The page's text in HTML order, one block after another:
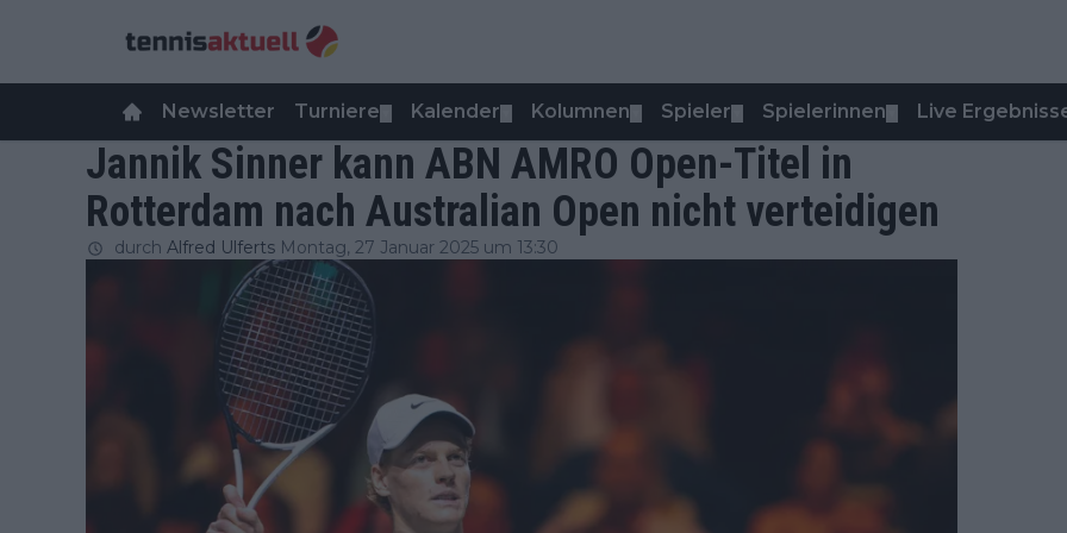
Newsletter Turniere Kalender Kolumnen Spieler Spielerinnen Live
Jannik Sinner kann ABN AMRO Open-Titel in
Rotterdam nach Australian Open nicht verteidigen
durch Alfred Ulferts Montag, 27 Januar 2025 um 13:30